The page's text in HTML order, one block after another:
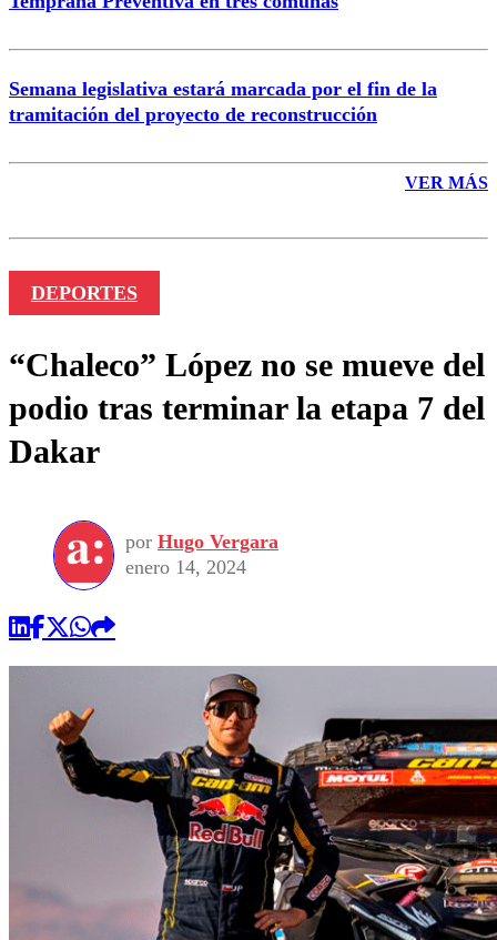
Semana legislativa estará marcada por el fin de la
tramitación del proyecto de reconstrucción
VER MÁS
DEPORTES
“Chaleco” López no se mueve del
podio tras terminar la etapa 7 del
Dakar
por Hugo Vergara
enero 14, 2024